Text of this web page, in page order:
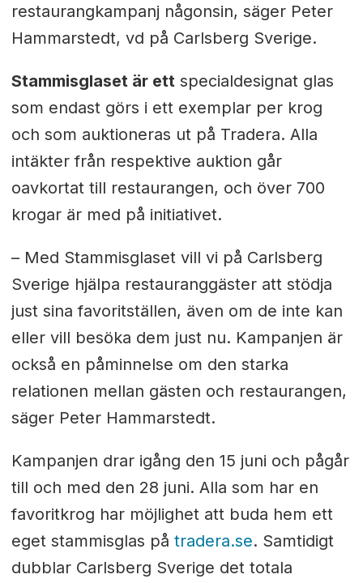
restaurangkampanj någonsin, säger Peter
Hammarstedt, vd på Carlsberg Sverige.
Stammisglaset är ett specialdesignat glas
som endast görs i ett exemplar per krog
och som auktioneras ut på Tradera. Alla
intäkter från respektive auktion går
oavkortat till restaurangen, och över 700
krogar är med på initiativet.
– Med Stammisglaset vill vi på Carlsberg
Sverige hjälpa restauranggäster att stödja
just sina favoritställen, även om de inte kan
eller vill besöka dem just nu. Kampanjen är
också en påminnelse om den starka
relationen mellan gästen och restaurangen,
säger Peter Hammarstedt.
Kampanjen drar igång den 15 juni och pågår
till och med den 28 juni. Alla som har en
favoritkrog har möjlighet att buda hem ett
eget stammisglas på tradera.se. Samtidigt
dubblar Carlsberg Sverige det totala